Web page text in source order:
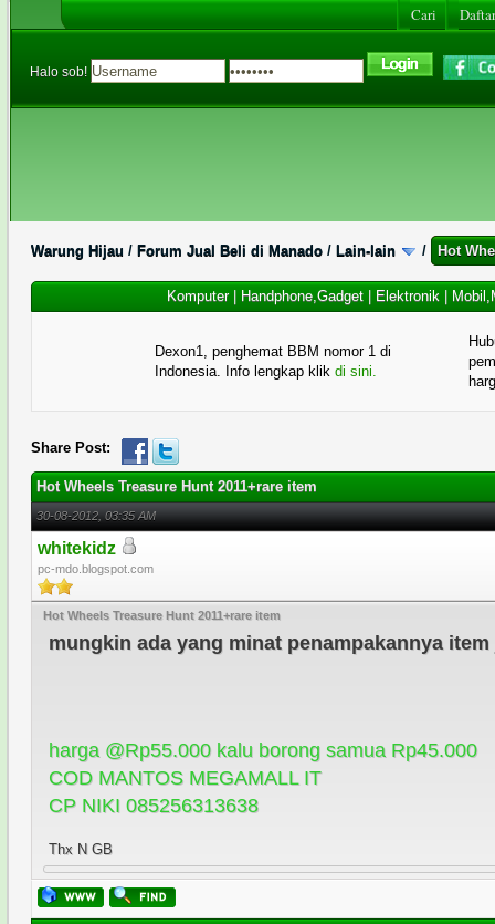
Cari
Halo sob!
Warung Hijau / Forum Jual Beli di Manado / Lain-lain / Hot
Komputer| Handphone,Gadget| Elektronik|
Dexon1, penghemat BBM nomor 1 di
Indonesia. Info lengkap klik di sini.
Share Post:
Hot Wheels Treasure Hunt 2011+rare item
30-08-2012, 03:35 AM
whitekidz
pc-mdo.blogspot.com
Hot Wheels Treasure Hunt 2011+rare item
mungkin ada yang minat penampakannya
harga @Rp55.000 kalu borong samua Rp45.000
COD MANTOS MEGAMALL IT
CP NIKI 085256313638
Thx N GB